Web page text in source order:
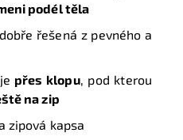
podél těla
řešená z pevného a
přes klopu, pod kterou
na zip
zipová kapsa